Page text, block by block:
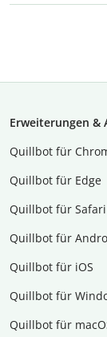
Erweiterungen &
Quillbot für
Quillbot für Edge
Quillbot für Safari
Quillbot für
Quillbot für iOS
Quillbot für
Quillbot für